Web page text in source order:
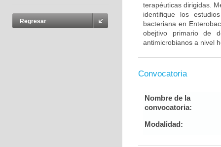
Regresar
terapéuticas dirigidas.
identifique los
bacteriana en
obejtivo primario de
antimicrobianos a nivel
Convocatoria
Nombre de la
convocatoria:
Modalidad: